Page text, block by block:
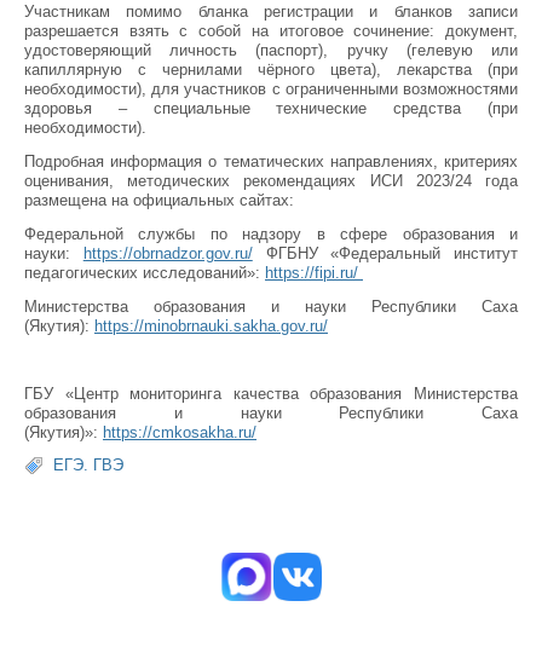
Участникам помимо бланка регистрации и бланков записи
разрешается взять с собой на итоговое сочинение: документ,
удостоверяющий личность (паспорт), ручку (гелевую или
капиллярную с чернилами чёрного цвета), лекарства (при
необходимости), для участников с ограниченными возможностями
здоровья – специальные технические средства (при
необходимости).
Подробная информация о тематических направлениях, критериях
оценивания, методических рекомендациях ИСИ 2023/24 года
размещена на официальных сайтах:
Федеральной службы по надзору в сфере образования и
науки: https://obrnadzor.gov.ru/ФГБНУ «Федеральный институт
педагогических исследований»: https://fipi.ru/
Министерства образования и науки Республики Саха
(Якутия): https://minobrnauki.sakha.gov.ru/
ГБУ «Центр мониторинга качества образования Министерства
образования и науки Республики Саха
(Якутия)»: https://cmkosakha.ru/
ЕГЭ. ГВЭ